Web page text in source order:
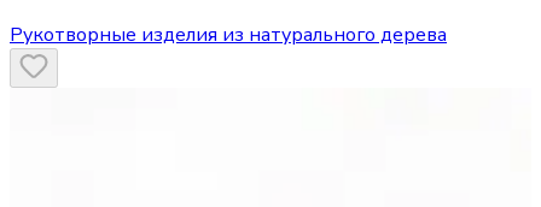
Рукотворные изделия из натурального дерева